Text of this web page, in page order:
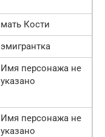
мать Кости
эмигрантка
Имя персонажа не
указано
Имя персонажа не
указано